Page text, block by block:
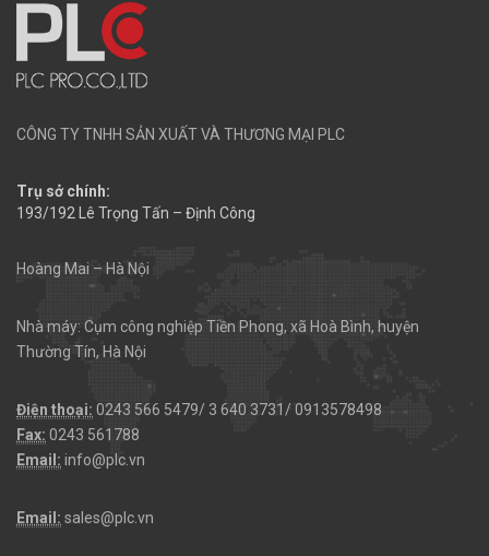
CÔNG TY TNHH SẢN XUẤT VÀ THƯƠNG MẠI PLC
Trụ sở chính:
193/192 Lê Trọng Tấn – Định Công
Hoàng Mai – Hà Nội
Nhà máy: Cụm công nghiệp Tiền Phong, xã Hoà Bình, huyện
Thường Tín, Hà Nội
Điện thoại: 0243 566 5479/ 3 640 3731/ 0913578498
Fax: 0243 561788
Email: info@plc.vn
Email: sales@plc.vn